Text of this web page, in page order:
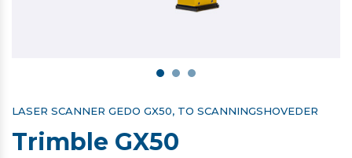
LASER SCANNER GEDO GX50, TO SCANNINGSHOVEDER
Trimble GX50